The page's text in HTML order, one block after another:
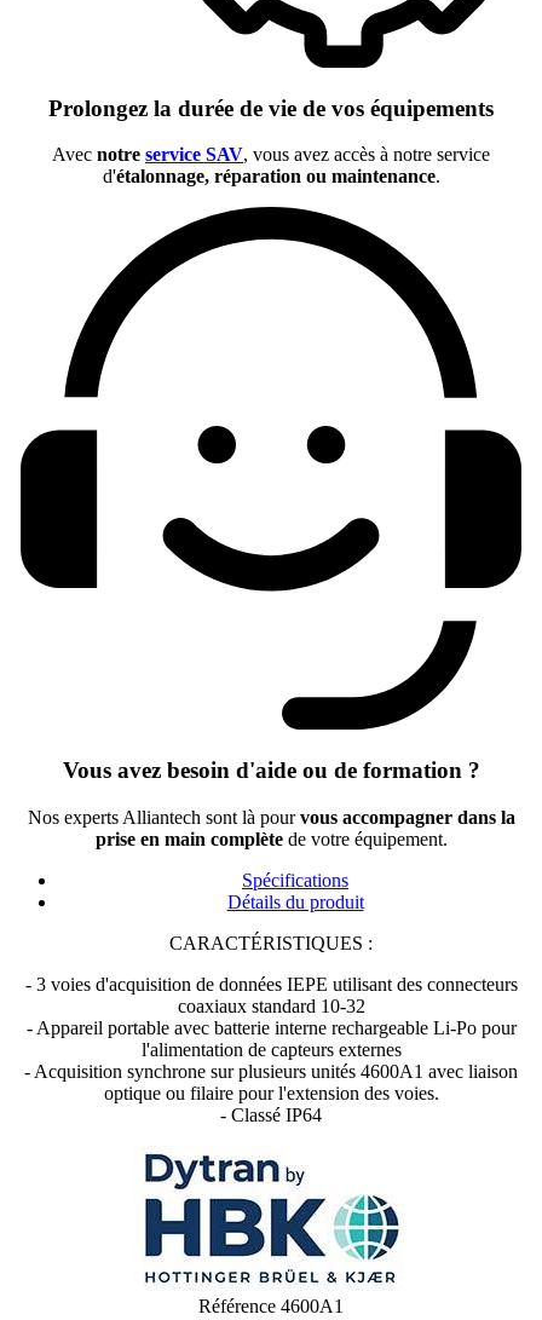
Prolongez la durée de vie de vos équipements
Avec notre service SAV, vous avez accès à notre service
d'étalonnage, réparation ou maintenance.
Vous avez besoin d'aide ou de formation ?
Nos experts Alliantech sont là pourvous accompagner dans la
prise en main complètede votre équipement.
Spécifications
Détails du produit
CARACTÉRISTIQUES :
- 3 voies d'acquisition de données IEPE utilisant des connecteurs
coaxiaux standard 10-32
- Appareil portable avec batterie interne rechargeable Li-Po pour
l'alimentation de capteurs externes
- Acquisition synchrone sur plusieurs unités 4600A1 avec liaison
optique ou filaire pour l'extension des voies.
- Classé IP64
Référence 4600A1